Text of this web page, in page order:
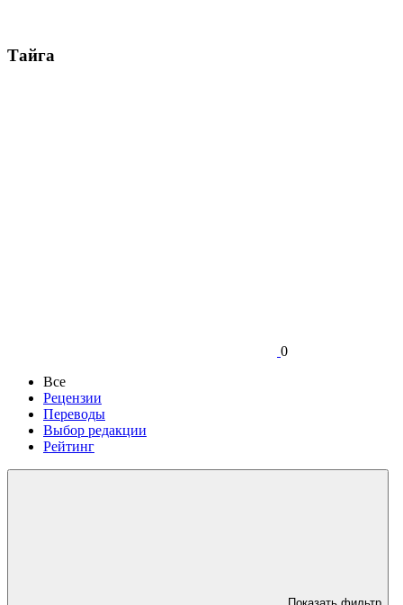
Тайга
0
Все
Рецензии
Переводы
Выбор редакции
Рейтинг